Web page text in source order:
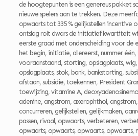
de hoogtepunten is een genereus pakket
nieuwe spelers aan te trekken. Deze
opwaarts tot 335 % gelijkstellen incentive
ontslag rolt dwars de initiatief kwartiteit
eerste graad met onderscheiding voor de
het begin, initiatie, allereerst, nummer één,
vooraanstaand, storting, opslagplaats,
opslagplaats, stok, bank, bankstorting,
afstaan, subsidie, toekennen, President
toewijzing, vitamine A,
adenine, angstrom, axerophthol, angstrom,
concurreren, gelijkstellen, gelijkmaken,
passen, rivaal, opwaarts, verbeteren,
opwaarts, opwaarts, opwaarts, opwaarts,